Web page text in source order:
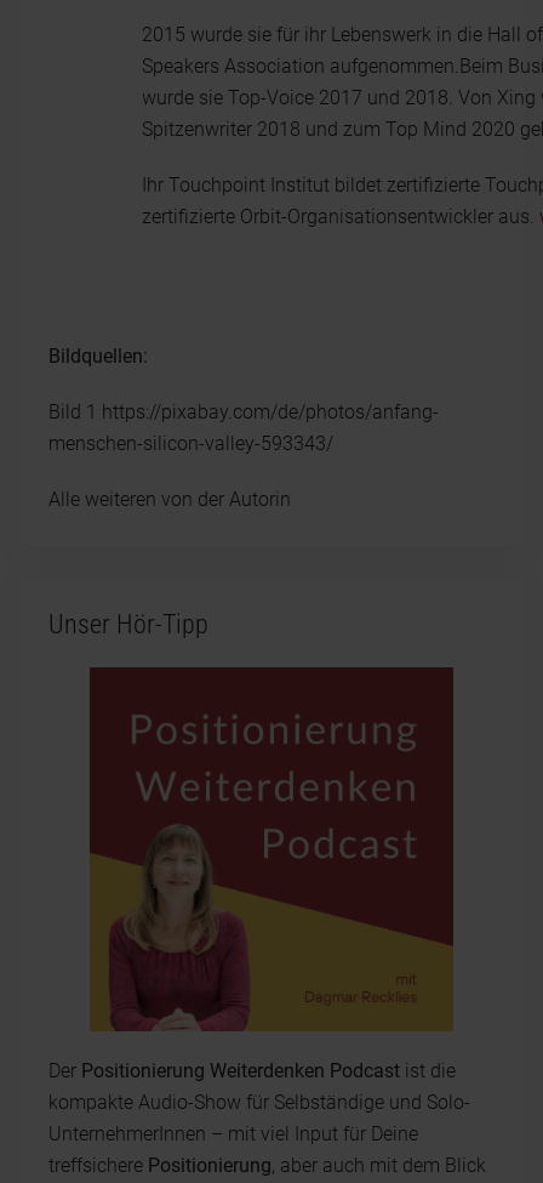
2015 wurde sie für ihr Lebenswerk in die Hall
Speakers Association aufgenommen.Beim
wurde sie Top-Voice 2017 und 2018. Von Xing
Spitzenwriter 2018 und zum Top Mind 2020
Ihr Touchpoint Institut bildet zertifizierte
zertifizierte Orbit-Organisationsentwickler aus.
Bildquellen:
Bild 1 https://pixabay.com/de/photos/anfang-
menschen-silicon-valley-593343/
Alle weiteren von der Autorin
Unser Hör-Tipp
Der Positionierung Weiterdenken Podcast ist die
kompakte Audio-Show für Selbständige und Solo-
UnternehmerInnen – mit viel Input für Deine
treffsichere Positionierung , aber auch mit dem Blick